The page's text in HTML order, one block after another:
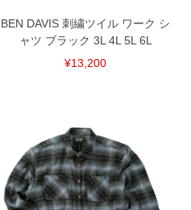
BEN DAVIS 刺繍ツイル ワーク シ
ャツ ブラック 3L 4L 5L 6L
¥13,200